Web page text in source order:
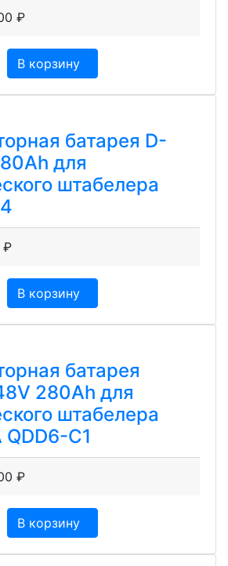
₽
В корзину
батарея D-
для
штабелера
₽
В корзину
батарея
280Ah для
штабелера
QDD6-C1
₽
В корзину